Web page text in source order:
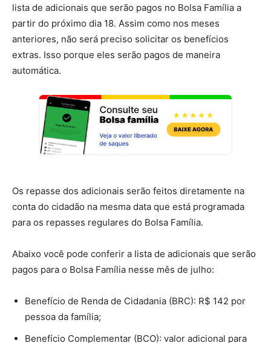
lista de adicionais que serão pagos no Bolsa Família a
partir do próximo dia 18. Assim como nos meses
anteriores, não será preciso solicitar os benefícios
extras. Isso porque eles serão pagos de maneira
automática.
Os repasse dos adicionais serão feitos diretamente na
conta do cidadão na mesma data que está programada
para os repasses regulares do Bolsa Família.
Abaixo você pode conferir a lista de adicionais que serão
pagos para o Bolsa Família nesse mês de julho:
Benefício de Renda de Cidadania (BRC): R$ 142 por
pessoa da família;
Benefício Complementar (BCO): valor adicional para